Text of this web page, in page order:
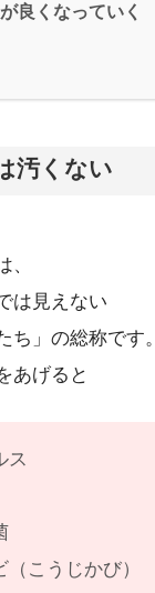
良くなっていく
汚くない
、
は見えない
ち」の総称です。
あげると
ス
（こうじかび）